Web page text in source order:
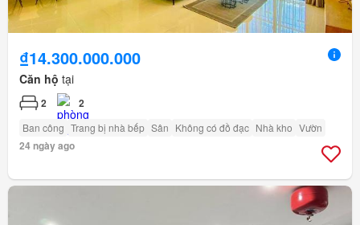
₫14.300.000.000
Căn hộ tại
2 2
Ban công Trang bị nhà bếp Sân Không có đồ đạc Nhà kho Vườn
24 ngày ago